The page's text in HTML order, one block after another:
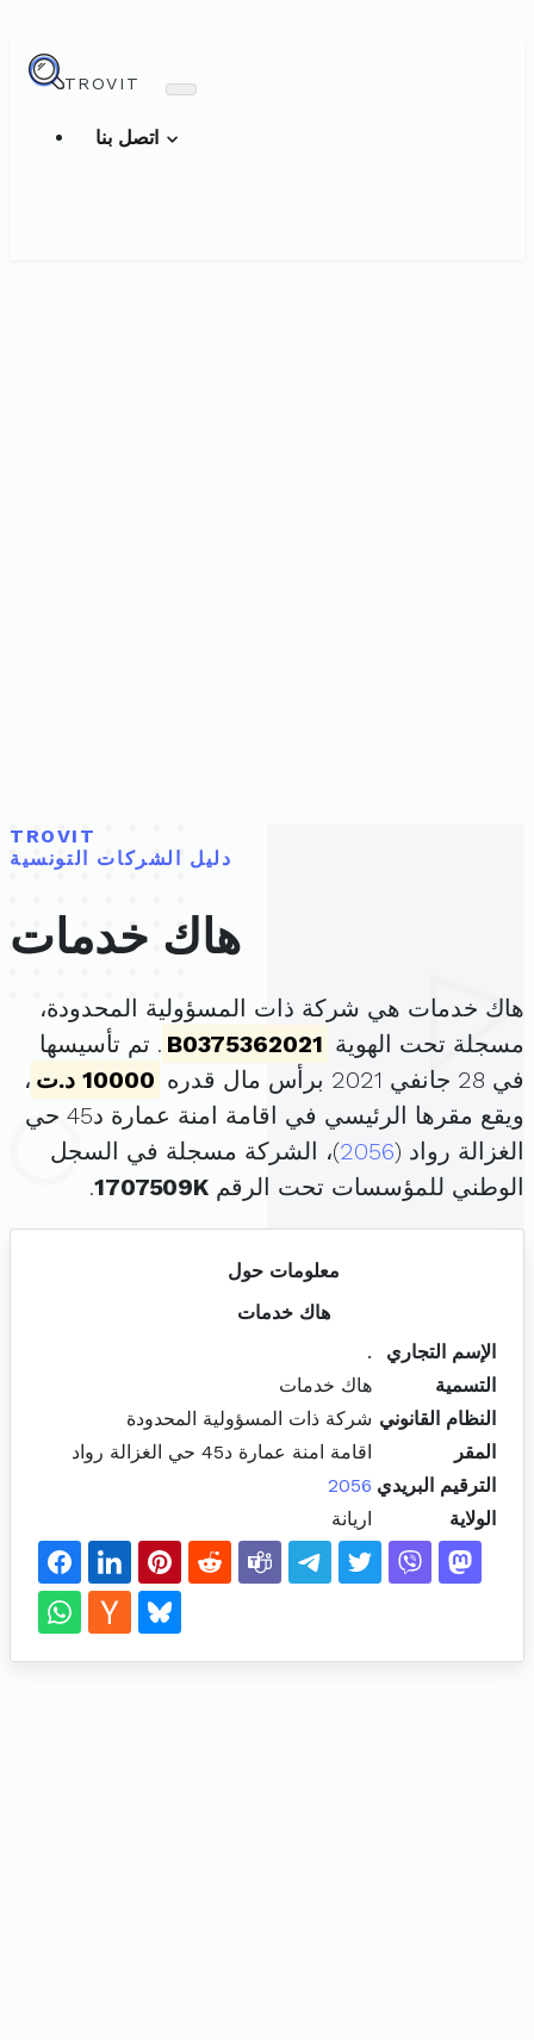
TROVIT
TROVIT
دليل الشركات التونسية
هاك خدمات
هاك خدمات هي شركة ذات المسؤولية المحدودة،
مسجلة تحت الهوية B0375362021 . تم تأسيسها
في 28 جانفي 2021 برأس مال قدره
10000 د.ت
،
ويقع مقرها الرئيسي في اقامة امنة عمارة د45 حي
الغزالة رواد (2056)، الشركة مسجلة في السجل
الوطني للمؤسسات تحت الرقم 1707509K
.
معلومات حول
هاك خدمات
الإسم التجاري
.
التسمية
هاك خدمات
النظام القانوني شركة ذات المسؤولية المحدودة
المقر
اقامة امنة عمارة د45 حي الغزالة رواد
الترقيم البريدي 2056
الولاية
اريانة